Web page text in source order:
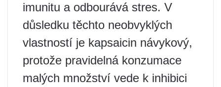
imunitu a odbourává stres. V
důsledku těchto neobvyklých
vlastností je kapsaicin návykový,
protože pravidelná konzumace
malých množství vede k inhibici